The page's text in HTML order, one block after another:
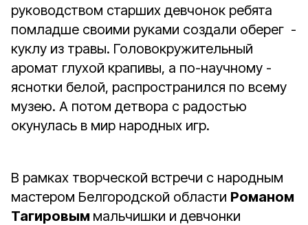
руководством старших девчонок ребята
помладше своими руками создали оберег -
куклу из травы. Головокружительный
аромат глухой крапивы, а по-научному -
яснотки белой, распространился по всему
музею. А потом детвора с радостью
окунулась в мир народных игр.
В рамках творческой встречи с народным
мастером Белгородской области Романом
Тагировым мальчишки и девчонки